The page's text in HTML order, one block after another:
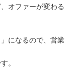
オファーが変わる
になるので、営業
。